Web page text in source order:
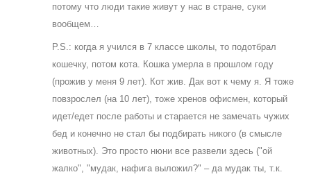
потому что люди такие живут у нас в стране, суки
вообщем…
P.S.: когда я учился в 7 классе школы, то подотбрал
кошечку, потом кота. Кошка умерла в прошлом году
(прожив у меня 9 лет). Кот жив. Дак вот к чему я. Я тоже
повзрослел (на 10 лет), тоже хренов офисмен, который
идет/едет после работы и старается не замечать чужих
бед и конечно не стал бы подбирать никого (в смысле
животных). Это просто нюни все развели здесь ("ой
жалко", "мудак, нафига выложил?" – да мудак ты, т.к.